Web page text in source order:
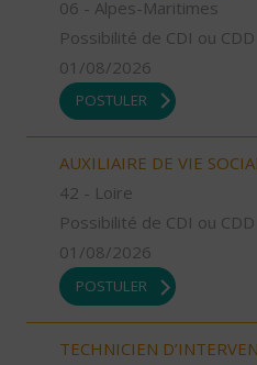
06 - Alpes-Maritimes
Possibilité de CDI ou CDD
01/08/2026
POSTULER
AUXILIAIRE DE VIE
42 - Loire
Possibilité de CDI ou CDD
01/08/2026
POSTULER
TECHNICIEN